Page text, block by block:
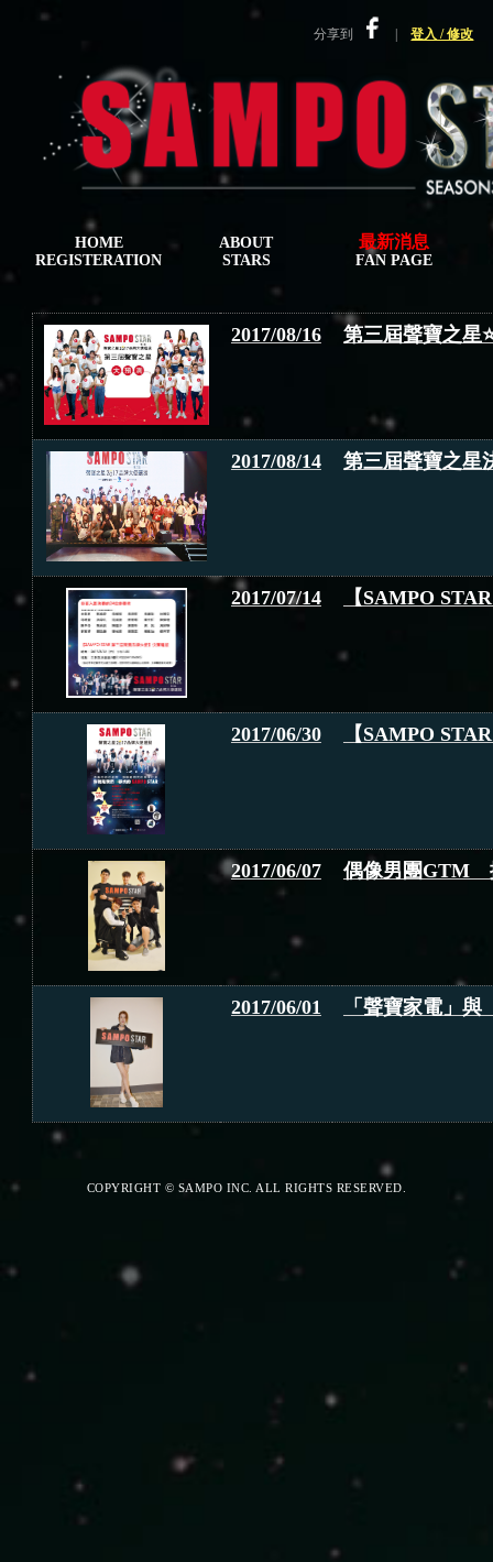
分享到 |登入 / 修改
HOME
ABOUT
REGISTERATION
STARS FAN PAGE
2017/08/16 第三屆聲寶之星
2017/08/14 第三屆聲寶之星
2017/07/14 【SAMPO
2017/06/30 【SAMPO
2017/06/07 偶像男團GTM
2017/06/01 「聲寶家電」
COPYRIGHT © SAMPO INC. ALL RIGHTS RESERVED.